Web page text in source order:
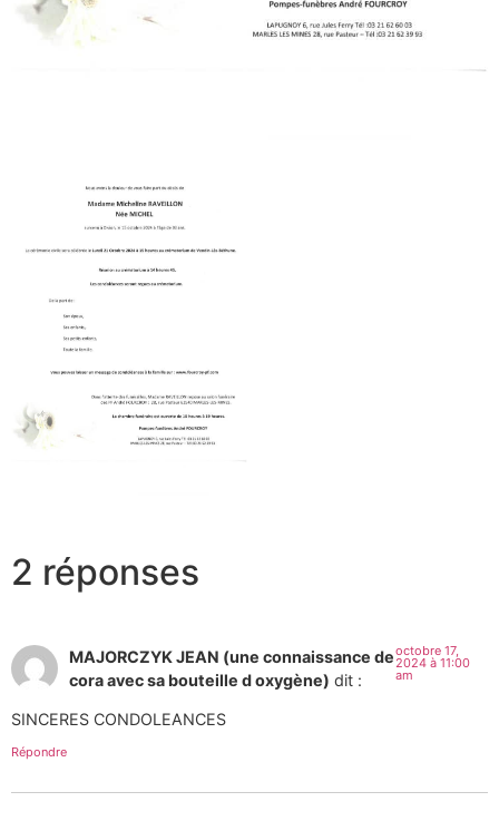
2 réponses
MAJORCZYK JEAN (une connaissance de
cora avec sa bouteille d oxygène) dit :
octobre 17,
2024 à 11:00
am
SINCERES CONDOLEANCES
Répondre